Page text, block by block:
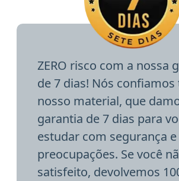
ZERO risco com a nossa
de 7 dias! Nós
nosso material, que
garantia de 7 dias para
estudar com segurança e
preocupações. Se você
satisfeito, devolvemos